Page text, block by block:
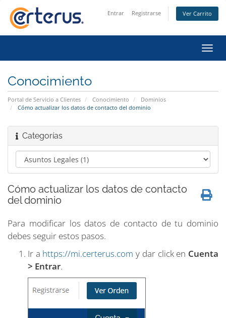
Entrar Registrarse Ver Carrito
Conocimiento
Portal de Servicio a Clientes Conocimiento
Dominios
Cómo actualizar los datos de contacto del dominio
Categorías
Cómo actualizar los datos de contacto
del dominio
Para modificar los datos de contacto de tu dominio
debes seguir estos pasos.
Ir a https://mi.certerus.com y dar click en Cuenta
> Entrar.